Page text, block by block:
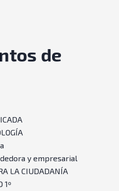
de
y empresarial
LA CIUDADANÍA
1º